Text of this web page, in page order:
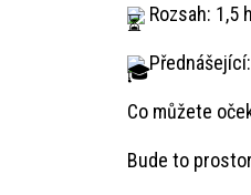
Rozsah: 1,5
Co můžete
Bude to